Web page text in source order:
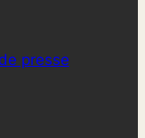
presse